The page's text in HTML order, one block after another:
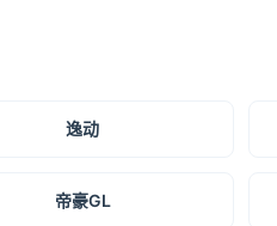
逸动
帝豪GL